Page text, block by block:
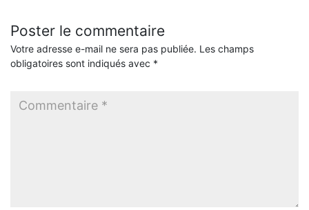
Poster le commentaire
Votre adresse e-mail ne sera pas publiée. Les champs
obligatoires sont indiqués avec *